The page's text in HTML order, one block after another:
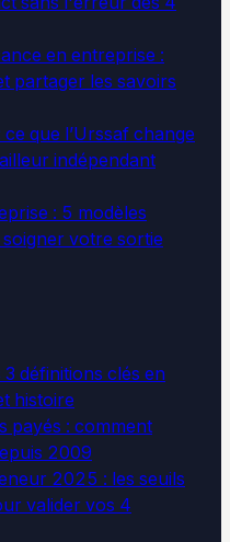
en entreprise :
partager les savoirs
que l’Urssaf change
indépendant
: 5 modèles
votre sortie
définitions clés en
histoire
payés : comment
2009
2025 : les seuils
valider vos 4